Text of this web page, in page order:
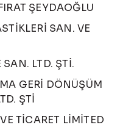
ŞEYDAOĞLU
SAN. VE
LTD. ŞTİ.
GERİ DÖNÜŞÜM
ŞTİ
TİCARET LİMİTED